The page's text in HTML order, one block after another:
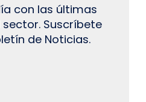
con las últimas
Suscríbete
de Noticias.